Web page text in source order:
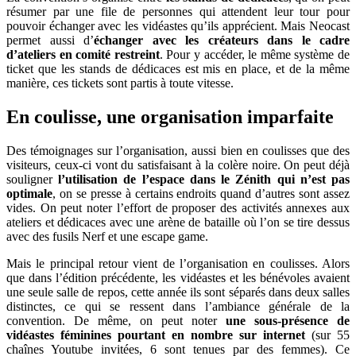
résumer par une file de personnes qui attendent leur tour pour
pouvoir échanger avec les vidéastes qu’ils apprécient. Mais Neocast
permet aussi d’échanger avec les créateurs dans le cadre
d’ateliers en comité restreint. Pour y accéder, le même système de
ticket que les stands de dédicaces est mis en place, et de la même
manière, ces tickets sont partis à toute vitesse.
En coulisse, une organisation imparfaite
Des témoignages sur l’organisation, aussi bien en coulisses que des
visiteurs, ceux-ci vont du satisfaisant à la colère noire. On peut déjà
soulignerl’utilisation de l’espace dans le Zénith qui n’est pas
optimale, on se presse à certains endroits quand d’autres sont assez
vides. On peut noter l’effort de proposer des activités annexes aux
ateliers et dédicaces avec une arène de bataille où l’on se tire dessus
avec des fusils Nerf et une escape game.
Mais le principal retour vient de l’organisation en coulisses. Alors
que dans l’édition précédente, les vidéastes et les bénévoles avaient
une seule salle de repos, cette année ils sont séparés dans deux salles
distinctes, ce qui se ressent dans l’ambiance générale de la
convention. De même, on peut noter une sous-présence de
vidéastes féminines pourtant en nombre sur internet (sur 55
chaînes Youtube invitées, 6 sont tenues par des femmes). Ce